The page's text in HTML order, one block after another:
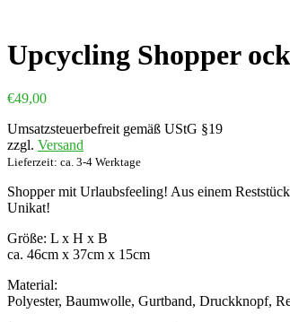
Upcycling Shopper
€49,00
Umsatzsteuerbefreit gemäß UStG §19
zzgl. Versand
Lieferzeit: ca. 3-4 Werktage
Shopper mit Urlaubsfeeling! Aus einem
Unikat!
Größe: L x H x B
ca. 46cm x 37cm x 15cm
Material:
Polyester, Baumwolle, Gurtband, Druckknopf,